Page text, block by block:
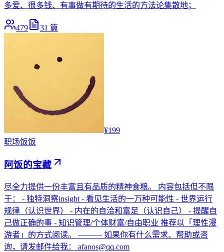
多爱、很多钱、有事做有期待的生活的方法论集散地；
479 31 篇
¥199
职场饭饭
阿饭的宝藏
尽全力提供一份丰富且有品质的精神食粮。 内容包括但不限
于： - 独特洞察insight - 看见生活的一万种可能性 - 世界运行
规律（认识世界） - 内在的自洽和富足（认识自己） - 提醒自
己做正确的事 - 知识管理/个体财富/自由职业 推荐以「理性漫
游者」的方式阅读。 ——— 如果你有什么需求、帮助或咨
询，请发邮件给我： afanos@qq.com